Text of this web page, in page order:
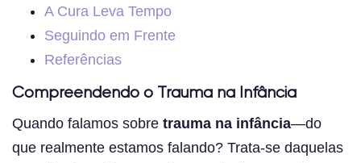
A Cura Leva Tempo
Seguindo em Frente
Referências
Compreendendo o Trauma na Infância
Quando falamos sobre trauma na infância—do
que realmente estamos falando? Trata-se daquelas